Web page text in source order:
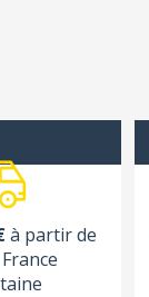
à partir de